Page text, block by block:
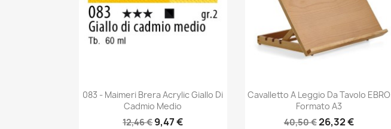
083 - Maimeri Brera Acrylic Giallo Di
Cadmio Medio
12,46 €9,47 €
Cavalletto A Leggio Da Tavolo EBRO
Formato A3
40,50 €26,32 €